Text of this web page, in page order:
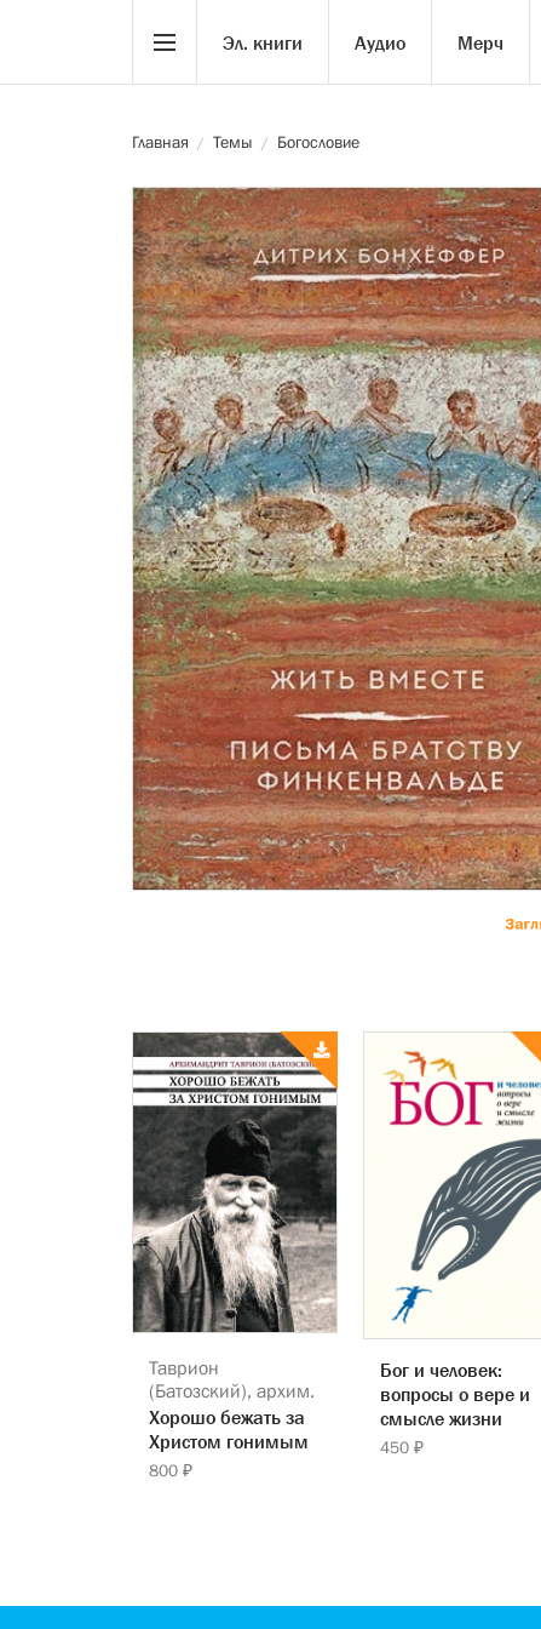
Эл. книги Аудио Мерч
Главная / Темы / Богословие
Таврион
(Батозский), архим.
Хорошо бежать за
Христом гонимым
800 ₽
Бог и человек:
вопросы о вере и
смысле жизни
450 ₽